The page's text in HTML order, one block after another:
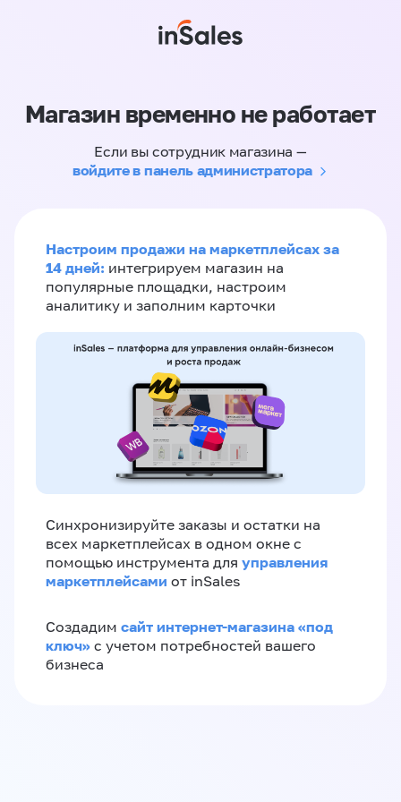
Магазин временно не работает
Если вы сотрудник магазина —
войдите в панель администратора
Настроим продажи на маркетплейсах за
14 дней: интегрируем магазин на
популярные площадки, настроим
аналитику и заполним карточки
Синхронизируйте заказы и остатки на
всех маркетплейсах в одном окне с
помощью инструмента для управления
маркетплейсами от inSales
Создадим сайт интернет-магазина «под
ключ» с учетом потребностей вашего
бизнеса